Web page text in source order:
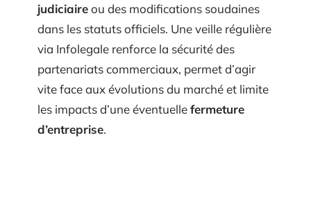
judiciaireou des modifications soudaines
dans les statuts officiels. Une veille régulière
via Infolegale renforce la sécurité des
partenariats commerciaux, permet d’agir
vite face aux évolutions du marché et limite
les impacts d’une éventuellefermeture
d’entreprise.